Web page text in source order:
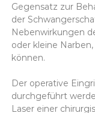
Gegensatz zur
der
Nebenwirkungen
oder kleine
können.
Der operative
durchgeführt
Laser einer